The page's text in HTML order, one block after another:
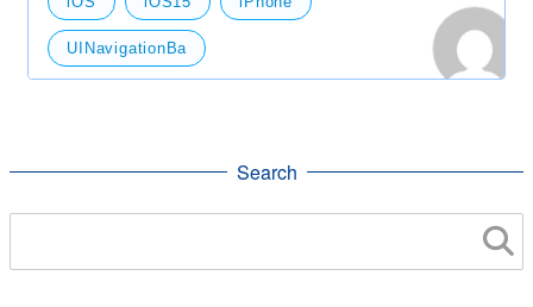
色が変わって
UINavigationBa
Search